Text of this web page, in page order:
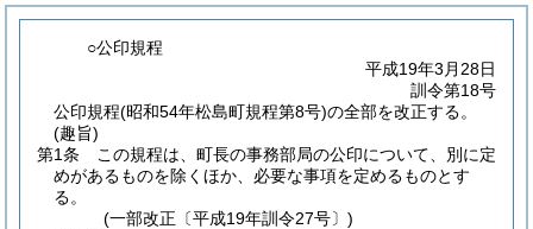
○公印規程
平成19年3月28日
訓令第18号
公印規程(昭和54年松島町規程第8号)の全部を改正する。
(趣旨)
第1条
この規程は、町長の事務部局の公印について、別に定
めがあるものを除くほか、必要な事項を定めるものとす
る。
(一部改正〔平成19年訓令27号〕)